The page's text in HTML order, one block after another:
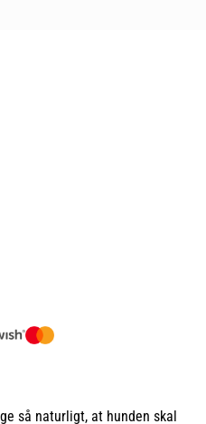
så naturligt, at hunden skal